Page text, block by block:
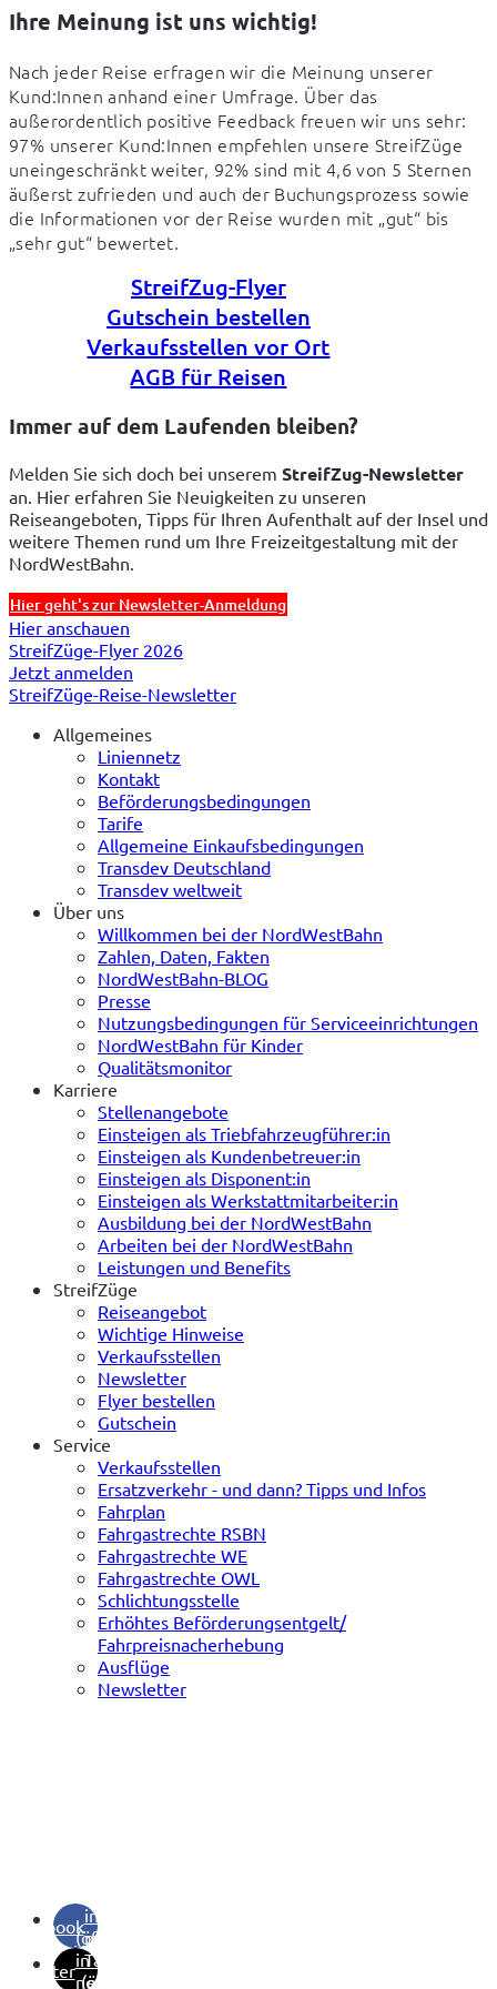
Ihre Meinung ist uns wichtig!
Nach jeder Reise erfragen wir die Meinung unserer
Kund:Innen anhand einer Umfrage. Über das
außerordentlich positive Feedback freuen wir uns sehr:
97% unserer Kund:Innen empfehlen unsere StreifZüge
uneingeschränkt weiter, 92% sind mit 4,6 von 5 Sternen
äußerst zufrieden und auch der Buchungsprozess sowie
die Informationen vor der Reise wurden mit „gut“ bis
„sehr gut“ bewertet.
StreifZug-Flyer
Gutschein bestellen
Verkaufsstellen vor Ort
AGB für Reisen
Immer auf dem Laufenden bleiben?
Melden Sie sich doch bei unserem StreifZug-Newsletter
an. Hier erfahren Sie Neuigkeiten zu unseren
Reiseangeboten, Tipps für Ihren Aufenthalt auf der Insel und
weitere Themen rund um Ihre Freizeitgestaltung mit der
NordWestBahn.
Hier geht's zur Newsletter-Anmeldung
Hier anschauen
StreifZüge-Flyer 2026
Jetzt anmelden
StreifZüge-Reise-Newsletter
Allgemeines
Liniennetz
Kontakt
Beförderungsbedingungen
Tarife
Allgemeine Einkaufsbedingungen
Transdev Deutschland
Transdev weltweit
Über uns
Willkommen bei der NordWestBahn
Zahlen, Daten, Fakten
NordWestBahn-BLOG
Presse
Nutzungsbedingungen für Serviceeinrichtungen
NordWestBahn für Kinder
Qualitätsmonitor
Karriere
Stellenangebote
Einsteigen als Triebfahrzeugführer:in
Einsteigen als Kundenbetreuer:in
Einsteigen als Disponent:in
Einsteigen als Werkstattmitarbeiter:in
Ausbildung bei der NordWestBahn
Arbeiten bei der NordWestBahn
Leistungen und Benefits
StreifZüge
Reiseangebot
Wichtige Hinweise
Verkaufsstellen
Newsletter
Flyer bestellen
Gutschein
Service
Verkaufsstellen
Ersatzverkehr - und dann? Tipps und Infos
Fahrplan
Fahrgastrechte RSBN
Fahrgastrechte WE
Fahrgastrechte OWL
Schlichtungsstelle
Erhöhtes Beförderungsentgelt/
Fahrpreisnacherhebung
Ausflüge
Newsletter
facebookin
neuem
Tab)
twitter
(öffnet
in
neuem
(öffnet